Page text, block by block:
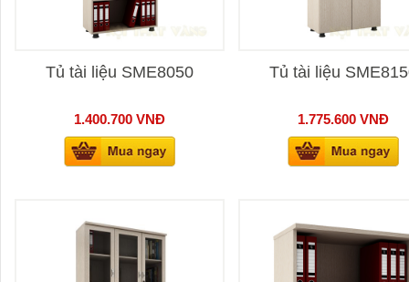
Tủ tài liệu SME8050
1.400.700 VNĐ
Tủ tài liệu
1.775.600 VNĐ